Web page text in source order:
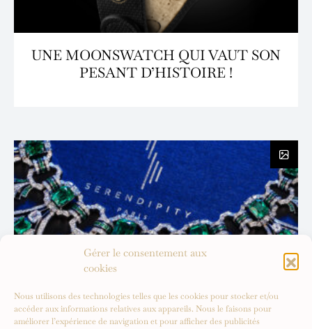
Gérer le consentement aux
cookies
Nous utilisons des technologies telles que les cookies pour stocker et/ou
accéder aux informations relatives aux appareils. Nous le faisons pour
améliorer l’expérience de navigation et pour afficher des publicités
UNE MOONSWATCH QUI VAUT SON
PESANT D’HISTOIRE !